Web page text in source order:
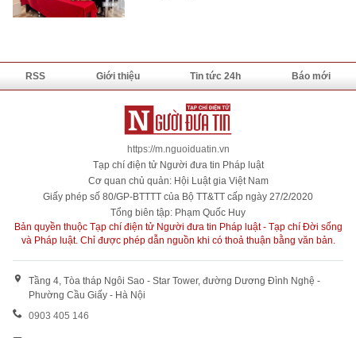
RSS Giới thiệu Tin tức 24h Báo mới
https://m.nguoiduatin.vn
Tạp chí điện tử Người đưa tin Pháp luật
Cơ quan chủ quản: Hội Luật gia Việt Nam
Giấy phép số 80/GP-BTTTT của Bộ TT&TT cấp ngày 27/2/2020
Tổng biên tập: Phạm Quốc Huy
Bản quyền thuộc Tạp chí điện tử Người đưa tin Pháp luật - Tạp chí Đời sống
và Pháp luật. Chỉ được phép dẫn nguồn khi có thoả thuận bằng văn bản.
Tầng 4, Tòa tháp Ngôi Sao - Star Tower, đường Dương Đình Nghệ -
Phường Cầu Giấy - Hà Nội
0903 405 146